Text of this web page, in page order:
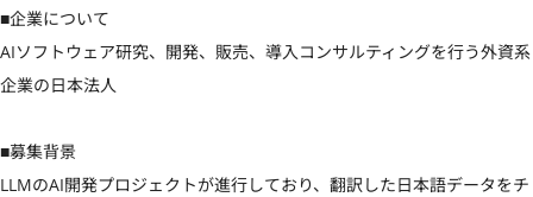
■企業について
AIソフトウェア研究、開発、販売、導入コンサルティングを行う外資系
企業の日本法人
■募集背景
LLMのAI開発プロジェクトが進行しており、翻訳した日本語データをチ